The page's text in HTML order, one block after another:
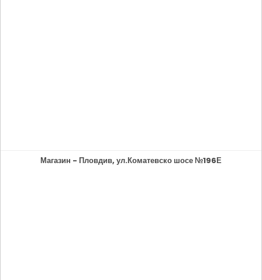
Магазин - Пловдив, ул.Коматевско шосе №196Е